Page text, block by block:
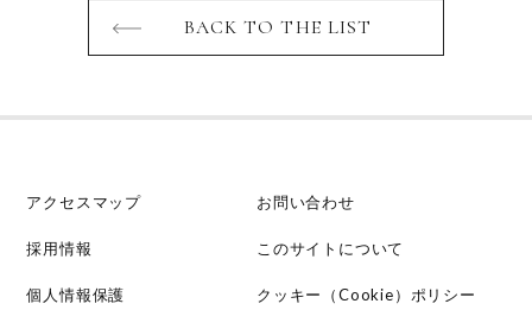
BACK TO THE LIST
アクセスマップ お問い合わせ
採用情報 このサイトについて
個人情報保護 クッキー（Cookie）ポリシー